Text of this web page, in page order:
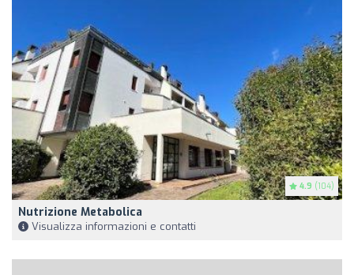
4.9 (104)
Nutrizione Metabolica
Visualizza informazioni e contatti